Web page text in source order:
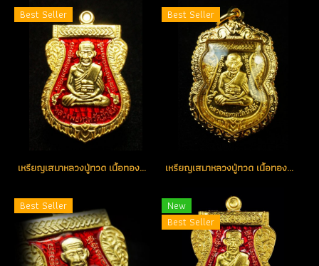
Best Seller
เหรียญเสมาหลวงปู่ทวด เนื้อทองคำลงยา(สีแดง) หมายเลข 101 (ขายแล้ว)
Best Seller
เหรียญเสมาหลวงปู่ทวด เนื้อทองคำ หมายเลข 22 สวยแชมป์ (ขายแล้ว)
Best Seller
New
Best Seller